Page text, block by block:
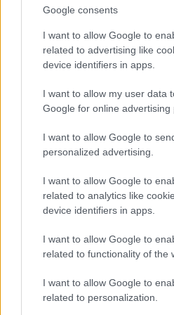
Google consents
I want to allow Google to
related to advertising like
device identifiers in apps.
I want to allow my user data
Google for online advertising
I want to allow Google to
personalized advertising.
I want to allow Google to
related to analytics like
device identifiers in apps.
I want to allow Google to
related to functionality of the
I want to allow Google to
related to personalization.
@Ad Dio: Ráhibáztál már
foglalkozok büntetőjoggal is,
autómat, akkor pontosan
az ügynek ugyanis a
egy fotelből próbálok
És itt el is érkeztünk oda,
találkozónak, annak perpill
és ide a bökőt, hogy bcs sem
ügynek azáltal, hogy
mellett, hogy Laborc bűnös
Laborc és Portik abban
akarnak kompromittálni
megállapodás
tapasztaltál az irányodba
jó a példád. Megfordítva: ha
megkérem, hogy vigye haza
ezért elhajt, akkor az nem